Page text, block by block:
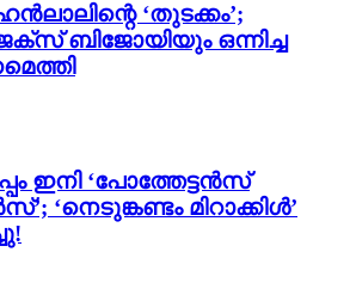
‘തുടക്കം’;
ബിജോയിയും ഒന്നിച്ച
ഇനി ‘പോത്തേട്ടൻസ്
‘നെടുങ്കണ്ടം മിറാക്കിൾ’